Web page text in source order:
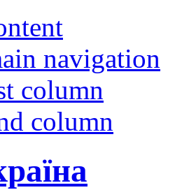
navigation
column
column